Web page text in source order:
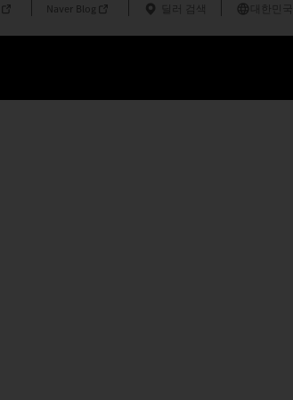
Naver Blog 딜러 검색 대한민국